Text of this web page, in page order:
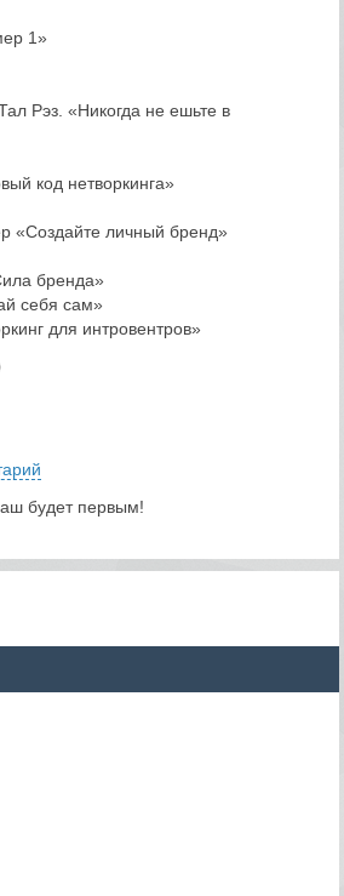
1»
Рэз. «Никогда не ешьте в
код нетворкинга»
«Создайте личный бренд»
бренда»
себя сам»
для интровентров»
будет первым!